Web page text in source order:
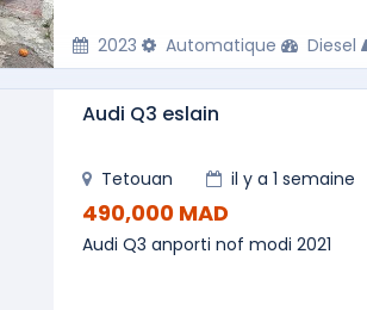
2023 Automatique Diesel
Audi Q3 eslain
Tetouan il y a 1 semaine
490,000 MAD
Audi Q3 anporti nof modi 2021